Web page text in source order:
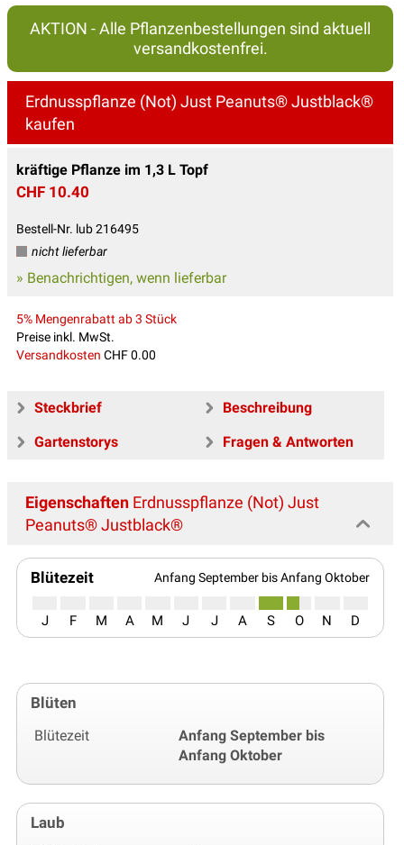
AKTION - Alle Pflanzenbestellungen sind aktuell
versandkostenfrei.
Erdnusspflanze (Not) Just Peanuts® Justblack®
kaufen
kräftige Pflanze im 1,3 L Topf
CHF 10.40
Bestell-Nr. lub 216495
nicht lieferbar
» Benachrichtigen, wenn lieferbar
5% Mengenrabatt ab 3 Stück
Preise inkl. MwSt.
Versandkosten CHF 0.00
Steckbrief
Beschreibung
Gartenstorys
Fragen & Antworten
Eigenschaften Erdnusspflanze (Not) Just
Peanuts® Justblack®
Blütezeit Anfang September bis Anfang Oktober
J F M A M J J A S O N D
Blüten
Blütezeit
Anfang September bis
Anfang Oktober
Laub